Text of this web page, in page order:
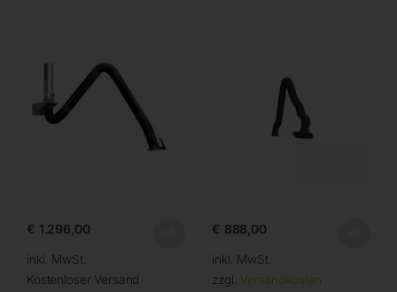
€ 1.296,00
inkl. MwSt.
Kostenloser Versand
€ 888,00
inkl. MwSt.
zzgl. Versandkosten